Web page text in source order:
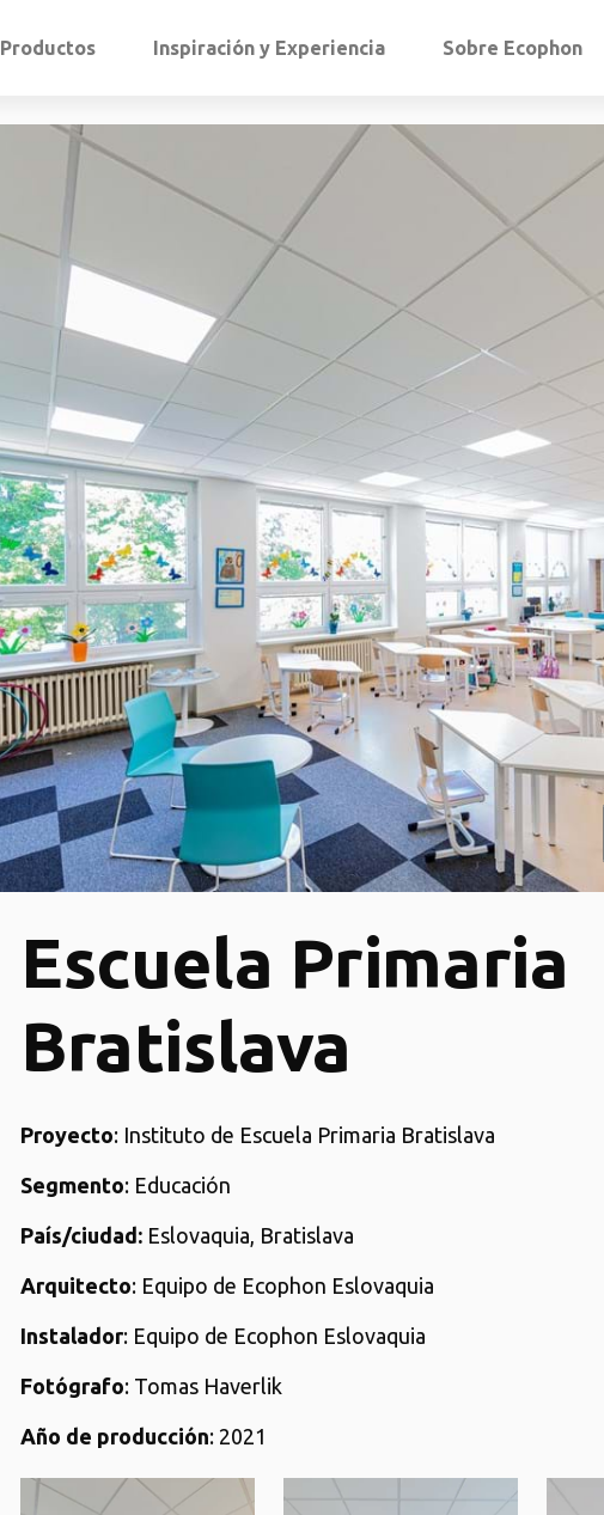
Productos Inspiración y Experiencia Sobre Ecophon
Escuela Primaria
Bratislava
Proyecto: Instituto de Escuela Primaria Bratislava
Segmento: Educación
País/ciudad: Eslovaquia, Bratislava
Arquitecto: Equipo de Ecophon Eslovaquia
Instalador: Equipo de Ecophon Eslovaquia
Fotógrafo: Tomas Haverlik
Año de producción: 2021